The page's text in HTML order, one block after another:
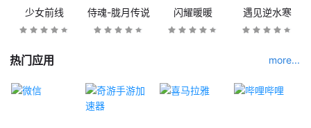
少女前线 侍魂-胧月传说 闪耀暖暖 遇见逆水寒
热门应用 more...